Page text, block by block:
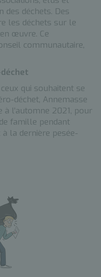
des déchets. Des
les déchets sur le
œuvre. Ce
communautaire,
qui souhaitent se
déchet, Annemasse
l’automne 2021, pour
famille pendant
la dernière pesée-